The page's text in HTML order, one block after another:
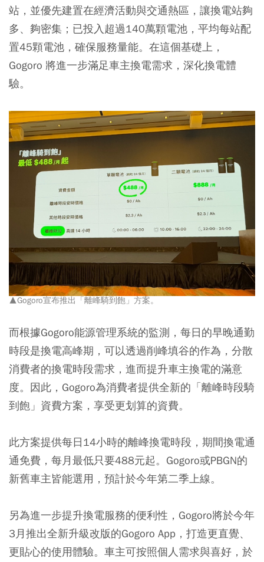
站，並優先建置在經濟活動與交通熱區，讓換電站夠
多、夠密集；已投入超過140萬顆電池，平均每站配
置45顆電池，確保服務量能。在這個基礎上，
Gogoro 將進一步滿足車主換電需求，深化換電體
驗。
▲Gogoro宣布推出「離峰騎到飽」方案。
而根據Gogoro能源管理系統的監測，每日的早晚通勤
時段是換電高峰期，可以透過削峰填谷的作為，分散
消費者的換電時段需求，進而提升車主換電的滿意
度。因此，Gogoro為消費者提供全新的「離峰時段騎
到飽」資費方案，享受更划算的資費。
此方案提供每日14小時的離峰換電時段，期間換電通
通免費，每月最低只要488元起。Gogoro或PBGN的
新舊車主皆能選用，預計於今年第二季上線。
另為進一步提升換電服務的便利性，Gogoro將於今年
3月推出全新升級改版的Gogoro App，打造更直覺、
更貼心的使用體驗。車主可按照個人需求與喜好，於